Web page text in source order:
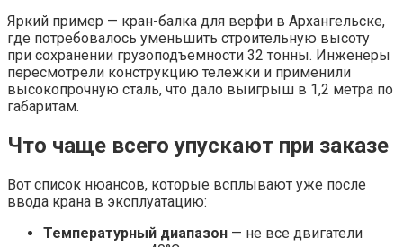
Яркий пример — кран-балка для верфи в Архангельске,
где потребовалось уменьшить строительную высоту
при сохранении грузоподъемности 32 тонны. Инженеры
пересмотрели конструкцию тележки и применили
высокопрочную сталь, что дало выигрыш в 1,2 метра по
габаритам.
Что чаще всего упускают при заказе
Вот список нюансов, которые всплывают уже после
ввода крана в эксплуатацию:
Температурный диапазон — не все двигатели